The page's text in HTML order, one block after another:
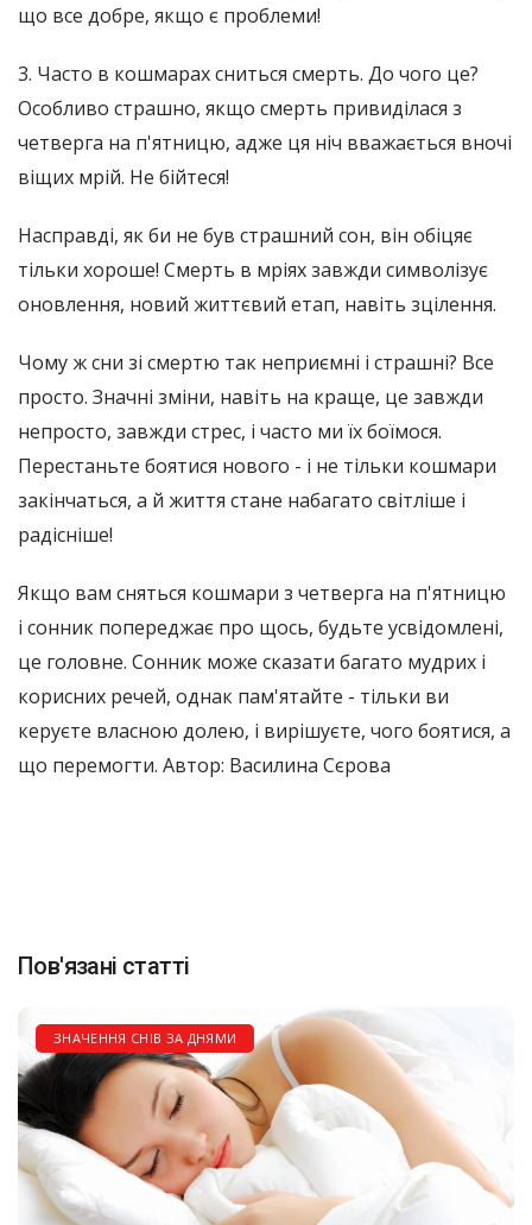
що все добре, якщо є проблеми!
3. Часто в кошмарах сниться смерть. До чого це?
Особливо страшно, якщо смерть привиділася з
четверга на п'ятницю, адже ця ніч вважається вночі
віщих мрій. Не бійтеся!
Насправді, як би не був страшний сон, він обіцяє
тільки хороше! Смерть в мріях завжди символізує
оновлення, новий життєвий етап, навіть зцілення.
Чому ж сни зі смертю так неприємні і страшні? Все
просто. Значні зміни, навіть на краще, це завжди
непросто, завжди стрес, і часто ми їх боїмося.
Перестаньте боятися нового - і не тільки кошмари
закінчаться, а й життя стане набагато світліше і
радісніше!
Якщо вам сняться кошмари з четверга на п'ятницю
і сонник попереджає про щось, будьте усвідомлені,
це головне. Сонник може сказати багато мудрих і
корисних речей, однак пам'ятайте - тільки ви
керуєте власною долею, і вирішуєте, чого боятися, а
що перемогти. Автор: Василина Сєрова
Пов'язані статті
ЗНАЧЕННЯ СНІВ ЗА ДНЯМИ